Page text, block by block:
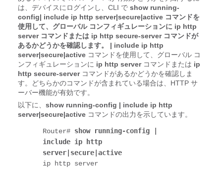
は、デバイスにログインし、CLI で show running-
config| include ip http server|secure|active コマンドを
使用して、グローバル コンフィギュレーションに ip http
server コマンドまたは ip http secure-server コマンドが
あるかどうかを確認します。 | include ip http
server|secure|active コマンドを使用して、グローバル コ
ンフィギュレーションに ip http serverコマンドまたは ip
http secure-serverコマンドがあるかどうかを確認しま
す。どちらかのコマンドが含まれている場合は、HTTP サ
ーバー機能が有効です。
以下に、 show running-config | include ip http
server|secure|active コマンドの出力を示しています。
Router# show running-config |
include ip http
server|secure|active
ip http server